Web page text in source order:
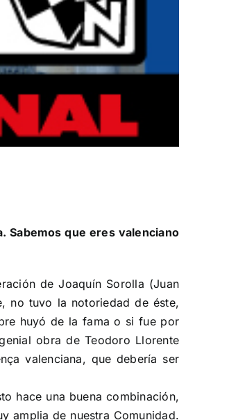
Sabemos que eres valenciano
de Joaquín Sorolla (Juan
no tuvo la notoriedad de éste,
huyó de la fama o si fue por
obra de Teodoro Llorente
valenciana, que debería ser
hace una buena combinación,
amplia de nuestra Comunidad.